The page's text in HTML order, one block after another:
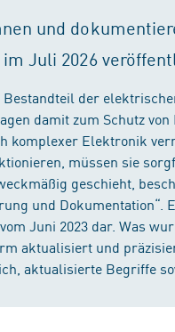
und
Juli 2026
der
damit zum Schutz
komplexer Elektronik
müssen sie
geschieht,
und
Juni 2023 dar. Was
aktualisiert und
aktualisierte Begriffe